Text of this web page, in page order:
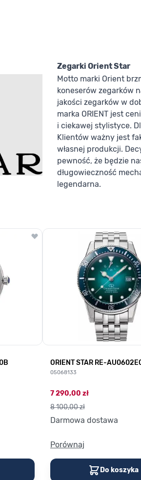
Zegarki Orient Star
Motto marki Orient
koneserów zegarków
jakości zegarków w
marka ORIENT jest
i ciekawej stylistyce.
Klientów ważny jest
własnej produkcji.
pewność, że będzie
długowieczność
legendarna.
ORIENT STAR RE-
05068133
7 290,00 zł
8 100,00 zł
Darmowa dostawa
Porównaj
Do koszyka